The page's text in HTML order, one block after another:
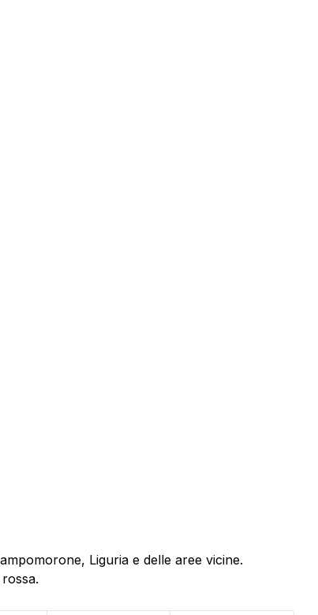
Liguria e delle aree vicine.